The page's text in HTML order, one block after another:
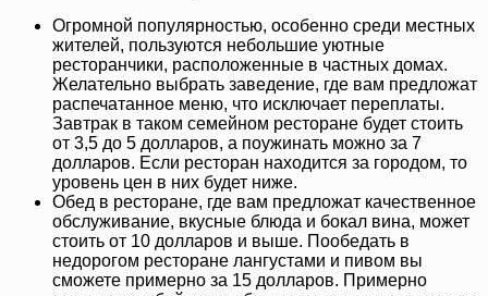
Огромной популярностью, особенно среди местных
жителей, пользуются небольшие уютные
ресторанчики, расположенные в частных домах.
Желательно выбрать заведение, где вам предложат
распечатанное меню, что исключает переплаты.
Завтрак в таком семейном ресторане будет стоить
от 3,5 до 5 долларов, а поужинать можно за 7
долларов. Если ресторан находится за городом, то
уровень цен в них будет ниже.
Обед в ресторане, где вам предложат качественное
обслуживание, вкусные блюда и бокал вина, может
стоить от 10 долларов и выше. Пообедать в
недорогом ресторане лангустами и пивом вы
сможете примерно за 15 долларов. Примерно